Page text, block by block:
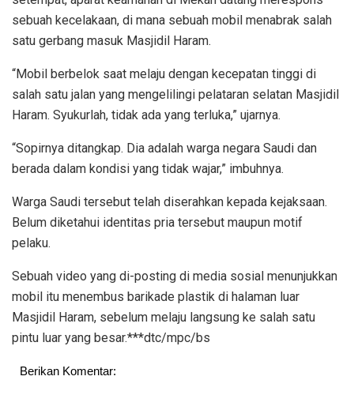
sebuah kecelakaan, di mana sebuah mobil menabrak salah
satu gerbang masuk Masjidil Haram.
“Mobil berbelok saat melaju dengan kecepatan tinggi di
salah satu jalan yang mengelilingi pelataran selatan Masjidil
Haram. Syukurlah, tidak ada yang terluka,” ujarnya.
“Sopirnya ditangkap. Dia adalah warga negara Saudi dan
berada dalam kondisi yang tidak wajar,” imbuhnya.
Warga Saudi tersebut telah diserahkan kepada kejaksaan.
Belum diketahui identitas pria tersebut maupun motif
pelaku.
Sebuah video yang di-posting di media sosial menunjukkan
mobil itu menembus barikade plastik di halaman luar
Masjidil Haram, sebelum melaju langsung ke salah satu
pintu luar yang besar.***dtc/mpc/bs
Berikan Komentar: